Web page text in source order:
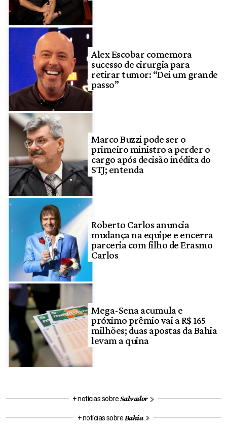
Alex Escobar comemora
sucesso de cirurgia para
retirar tumor: “Dei um grande
passo”
Marco Buzzi pode ser o
primeiro ministro a perder o
cargo após decisão inédita do
STJ; entenda
Roberto Carlos anuncia
mudança na equipe e encerra
parceria com filho de Erasmo
Carlos
Mega-Sena acumula e
próximo prêmio vai a R$ 165
milhões; duas apostas da Bahia
levam a quina
+ notícias sobreSalvador
+ notícias sobre Bahia